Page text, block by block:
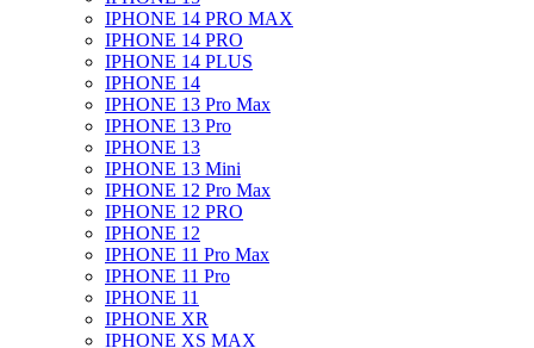
IPHONE 14 PRO MAX
IPHONE 14 PRO
IPHONE 14 PLUS
IPHONE 14
IPHONE 13 Pro Max
IPHONE 13 Pro
IPHONE 13
IPHONE 13 Mini
IPHONE 12 Pro Max
IPHONE 12 PRO
IPHONE 12
IPHONE 11 Pro Max
IPHONE 11 Pro
IPHONE 11
IPHONE XR
IPHONE XS MAX